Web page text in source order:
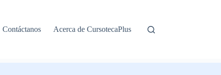
Contáctanos Acerca de CursotecaPlus